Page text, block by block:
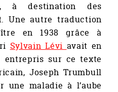
à destination des
Une autre traduction
en 1938 grâce à
Sylvain Lévi avait en
sur ce texte
Joseph Trumbull
une maladie à l’aube